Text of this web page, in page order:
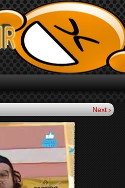
Next ›